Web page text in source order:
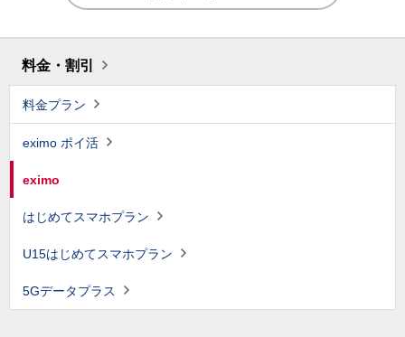
料金・割引
料金プラン
eximo ポイ活
eximo
はじめてスマホプラン
U15はじめてスマホプラン
5Gデータプラス